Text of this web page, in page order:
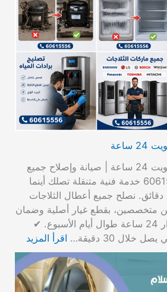
فني تصليح ثلاجات الكويت 24 ساعة | صيانة وإصلاح جميع
أنواع الثلاجات | 60615556 خدمة فنية متنقلة تصلك أينما
نصلح جميع أعطال الثلاجات
متخصصين، بقطع غيار أصلية وضمان
على الإصلاح، على مدار 24 ساعة طوال أيام الأسبوع. ✔
اقرأ المزيد